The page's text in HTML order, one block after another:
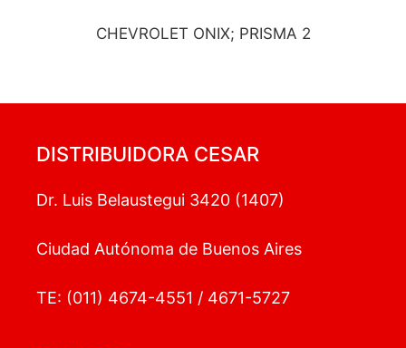
CHEVROLET ONIX; PRISMA 2
DISTRIBUIDORA CESAR
Dr. Luis Belaustegui 3420 (1407)
Ciudad Autónoma de Buenos Aires
TE: (011) 4674-4551 / 4671-5727